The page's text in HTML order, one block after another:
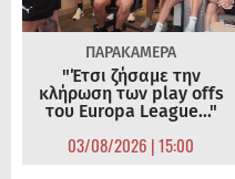
ΠΑΡΑΚΑΜΕΡΑ
"Έτσι ζήσαμε την
κλήρωση των play offs
του Europa League..."
03/08/2026 | 15:00